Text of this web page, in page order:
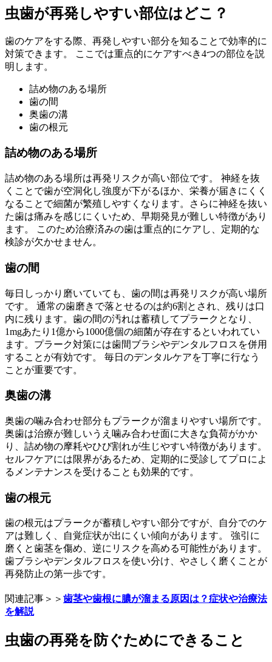
虫歯が再発しやすい部位はどこ？
歯のケアをする際、再発しやすい部分を知ることで効率的に
対策できます。 ここでは重点的にケアすべき4つの部位を説
明します。
詰め物のある場所
歯の間
奥歯の溝
歯の根元
詰め物のある場所
詰め物のある場所は再発リスクが高い部位です。 神経を抜
くことで歯が空洞化し強度が下がるほか、栄養が届きにくく
なることで細菌が繁殖しやすくなります。さらに神経を抜い
た歯は痛みを感じにくいため、早期発見が難しい特徴があり
ます。 このため治療済みの歯は重点的にケアし、定期的な
検診が欠かせません。
歯の間
毎日しっかり磨いていても、歯の間は再発リスクが高い場所
です。 通常の歯磨きで落とせるのは約6割とされ、残りは口
内に残ります。歯の間の汚れは蓄積してプラークとなり、
1mgあたり1億から1000億個の細菌が存在するといわれてい
ます。プラーク対策には歯間ブラシやデンタルフロスを併用
することが有効です。 毎日のデンタルケアを丁寧に行なう
ことが重要です。
奥歯の溝
奥歯の噛み合わせ部分もプラークが溜まりやすい場所です。
奥歯は治療が難しいうえ噛み合わせ面に大きな負荷がかか
り、詰め物の摩耗やひび割れが生じやすい特徴があります。
セルフケアには限界があるため、定期的に受診してプロによ
るメンテナンスを受けることも効果的です。
歯の根元
歯の根元はプラークが蓄積しやすい部分ですが、自分でのケ
アは難しく、自覚症状が出にくい傾向があります。 強引に
磨くと歯茎を傷め、逆にリスクを高める可能性があります。
歯ブラシやデンタルフロスを使い分け、やさしく磨くことが
再発防止の第一歩です。
関連記事＞＞ 歯茎や歯根に膿が溜まる原因は？症状や治療法
を解説
虫歯の再発を防ぐためにできること